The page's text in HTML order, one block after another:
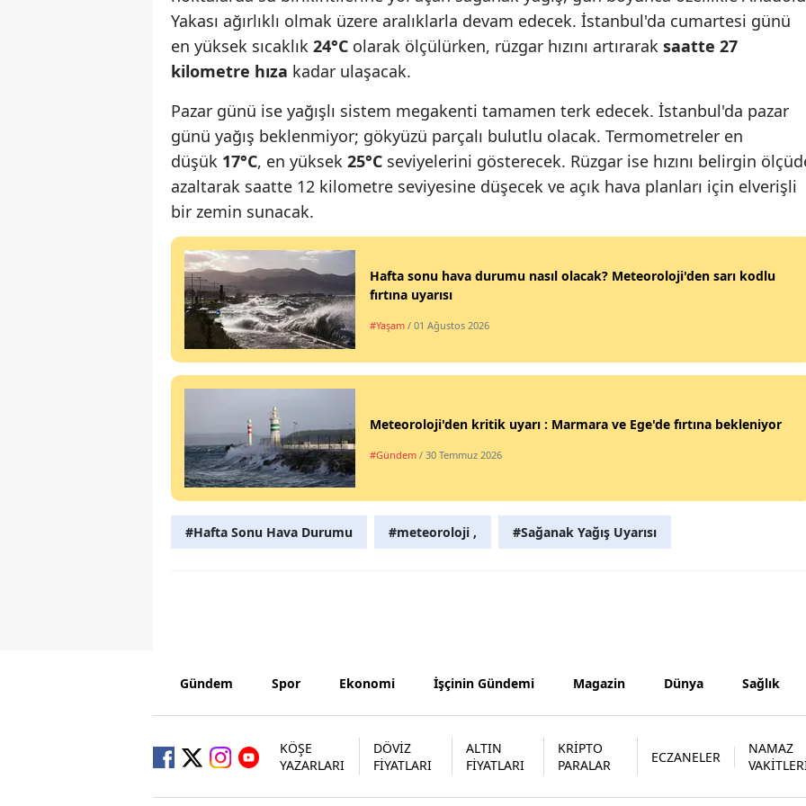
Samsun
Sinop
Sivas
Tekirdağ
Uşak
Yozgat
Bayburt
Şırnak
Ardahan
Yakası ağırlıklı olmak üzere aralıklarla devam edecek. İstanbul'da cumartesi günü
en yüksek sıcaklık 24°C olarak ölçülürken, rüzgar hızını artırarak saatte 27
kilometre hıza kadar ulaşacak.
Pazar günü ise yağışlı sistem megakenti tamamen terk edecek. İstanbul'da pazar
günü yağış beklenmiyor; gökyüzü parçalı bulutlu olacak. Termometreler en
düşük 17°C, en yüksek 25°C seviyelerini gösterecek. Rüzgar ise hızını belirgin
azaltarak saatte 12 kilometre seviyesine düşecek ve açık hava planları için elverişli
bir zemin sunacak.
Hafta sonu hava durumu nasıl olacak? Meteoroloji'den sarı kodlu
fırtına uyarısı
#Yaşam / 01 Ağustos 2026
Meteoroloji'den kritik uyarı : Marmara ve Ege'de fırtına bekleniyor
#Gündem / 30 Temmuz 2026
#Hafta Sonu Hava Durumu #meteoroloji , #Sağanak Yağış Uyarısı
Gündem Spor Ekonomi İşçinin Gündemi Magazin Dünya Sağlık
KÖŞE
YAZARLARI
DÖVİZ
FİYATLARI
ALTIN
FİYATLARI
KRİPTO
PARALAR
ECZANELER
NAMAZ